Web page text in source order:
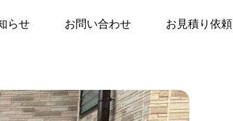
らせ お問い合わせ お見積り依頼
換！（パナソニックHE-J37LSS）｜高機能なセミオートタイプ